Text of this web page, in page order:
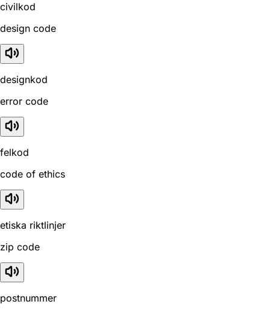
civilkod
design code
designkod
error code
felkod
code of ethics
etiska riktlinjer
zip code
postnummer